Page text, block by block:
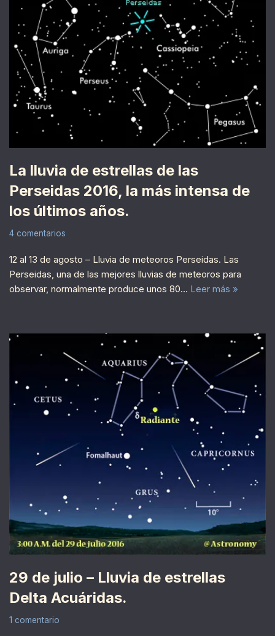
La lluvia de estrellas de las
Perseidas 2016, la más intensa de
los últimos años.
4 comentarios
12 al 13 de agosto – Lluvia de meteoros Perseidas. Las
Perseidas, una de las mejores lluvias de meteoros para
observar, normalmente produce unos 80… Leer más »
29 de julio – Lluvia de estrellas
Delta Acuáridas.
1 comentario